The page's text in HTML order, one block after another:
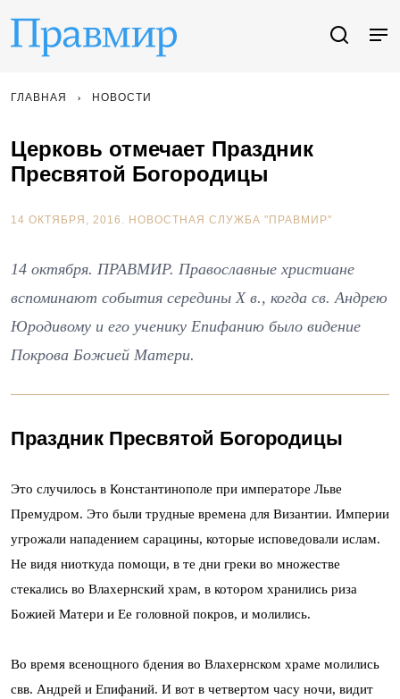
ГЛАВНАЯ НОВОСТИ
Церковь отмечает Праздник
Пресвятой Богородицы
14 ОКТЯБРЯ, 2016. НОВОСТНАЯ СЛУЖБА "ПРАВМИР"
14 октября. ПРАВМИР. Православные христиане
вспоминают события середины X в., когда св. Андрею
Юродивому и его ученику Епифанию было видение
Покрова Божией Матери.
Праздник Пресвятой Богородицы
Это случилось в Константинополе при императоре Льве
Премудром. Это были трудные времена для Византии. Империи
угрожали нападением сарацины, которые исповедовали ислам.
Не видя ниоткуда помощи, в те дни греки во множестве
стекались во Влахернский храм, в котором хранились риза
Божией Матери и Ее головной покров, и молились.
Во время всенощного бдения во Влахернском храме молились
свв. Андрей и Епифаний. И вот в четвертом часу ночи, видит